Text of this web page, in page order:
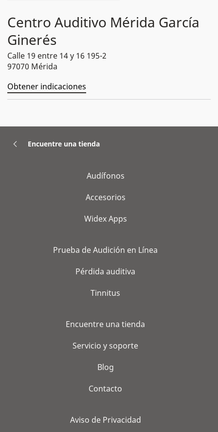
Centro Auditivo Mérida García
Ginerés
Calle 19 entre 14 y 16 195-2
97070 Mérida
Obtener indicaciones
Encuentre una tienda
Audífonos
Accesorios
Widex Apps
Prueba de Audición en Línea
Pérdida auditiva
Tinnitus
Encuentre una tienda
Servicio y soporte
Blog
Contacto
Aviso de Privacidad